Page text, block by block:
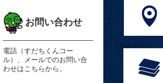
お問い合わせ
電話（すだちくんコー
ル）、メールでのお問い合
わせはこちらから。